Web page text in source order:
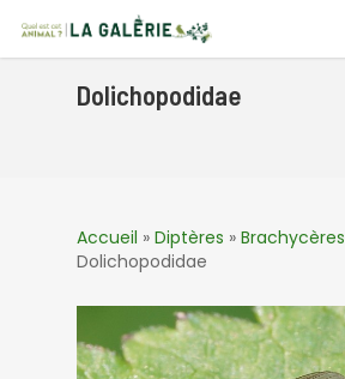
main
Dolichopodidae
Accueil » Diptères » Brachycères
Dolichopodidae